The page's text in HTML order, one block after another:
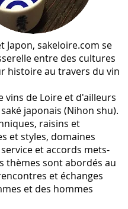
Japon, sakeloire.com se
entre des cultures
histoire au travers du vin
vins de Loire et d'ailleurs
japonais (Nihon shu).
raisins et
et styles, domaines
et accords mets-
thèmes sont abordés au
et échanges
et des hommes